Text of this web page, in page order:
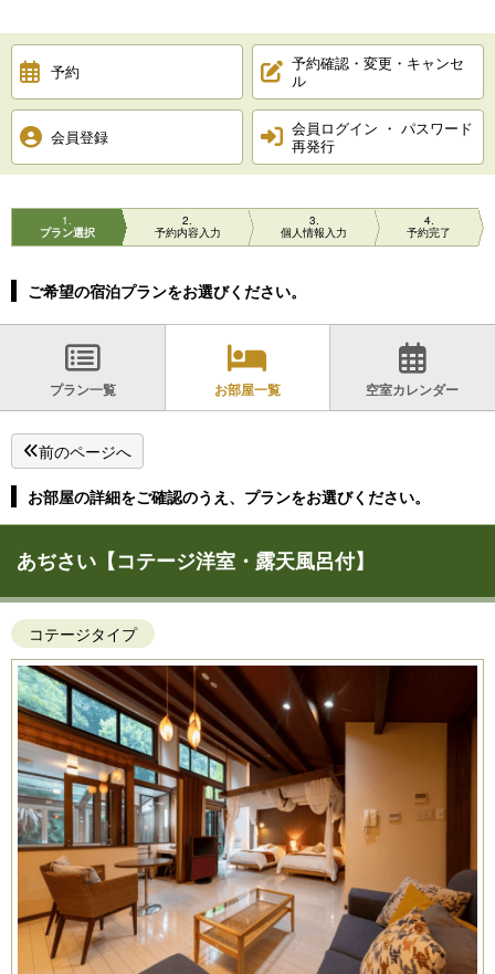
予約
予約確認・変更・キャンセ
ル
会員登録
会員ログイン ・ パスワード
再発行
1
プラン選択
2
予約内容入力
3
個人情報入力
4
予約完了
ご希望の宿泊プランをお選びください。
プラン一覧 お部屋一覧 空室カレンダー
前のページへ
お部屋の詳細をご確認のうえ、プランをお選びください。
あぢさい【コテージ洋室・露天風呂付】
コテージタイプ